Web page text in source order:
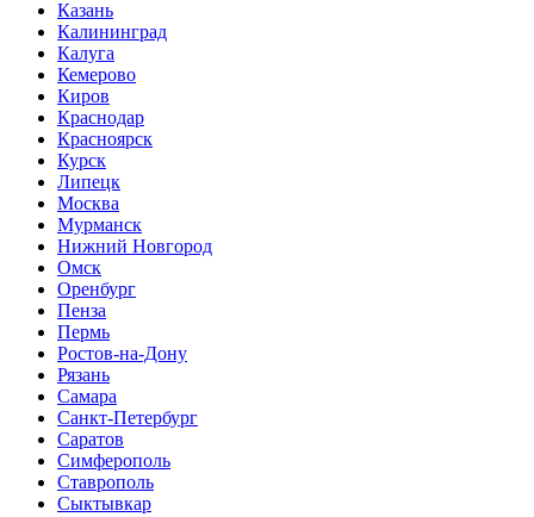
Казань
Калининград
Калуга
Кемерово
Киров
Краснодар
Красноярск
Курск
Липецк
Москва
Мурманск
Нижний Новгород
Омск
Оренбург
Пенза
Пермь
Ростов-на-Дону
Рязань
Самара
Санкт-Петербург
Саратов
Симферополь
Ставрополь
Сыктывкар